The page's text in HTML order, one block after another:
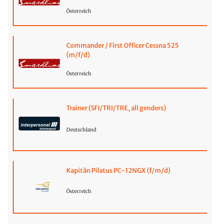
Österreich
Commander / First Officer Cessna 525
(m/f/d)
Österreich
Trainer (SFI/TRI/TRE, all genders)
Deutschland
Kapitän Pilatus PC-12NGX (f/m/d)
Österreich